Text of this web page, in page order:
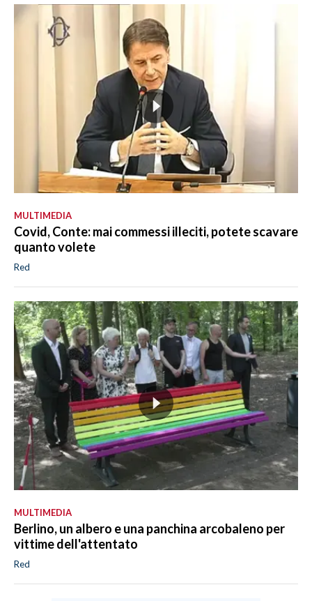
MULTIMEDIA
Covid, Conte: mai commessi illeciti, potete scavare
quanto volete
Red
MULTIMEDIA
Berlino, un albero e una panchina arcobaleno per
vittime dell'attentato
Red